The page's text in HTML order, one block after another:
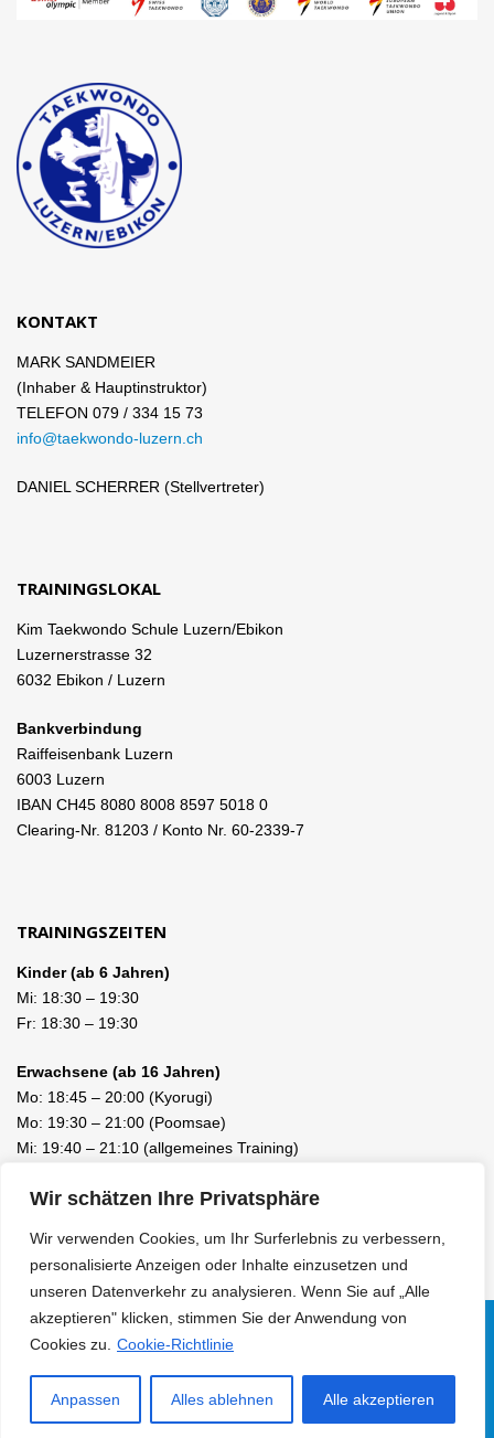
Wir schätzen Ihre Privatsphäre
Wir verwenden Cookies, um Ihr Surferlebnis zu verbessern,
personalisierte Anzeigen oder Inhalte einzusetzen und
unseren Datenverkehr zu analysieren. Wenn Sie auf „Alle
akzeptieren" klicken, stimmen Sie der Anwendung von
Cookies zu.
Cookie-Richtlinie
Anpassen Alles ablehnen Alle akzeptieren
KONTAKT
MARK SANDMEIER
(Inhaber & Hauptinstruktor)
TELEFON 079 / 334 15 73
info@taekwondo-luzern.ch
DANIEL SCHERRER (Stellvertreter)
TRAININGSLOKAL
Kim Taekwondo Schule Luzern/Ebikon
Luzernerstrasse 32
6032 Ebikon / Luzern
Bankverbindung
Raiffeisenbank Luzern
6003 Luzern
IBAN CH45 8080 8008 8597 5018 0
Clearing-Nr. 81203 / Konto Nr. 60-2339-7
TRAININGSZEITEN
Kinder (ab 6 Jahren)
Mi: 18:30 – 19:30
Fr: 18:30 – 19:30
Erwachsene (ab 16 Jahren)
Mo: 18:45 – 20:00 (Kyorugi)
Mo: 19:30 – 21:00 (Poomsae)
Mi: 19:40 – 21:10 (allgemeines Training)
Facebook
LinkedIn
Instagram
© 2010 - 2026 KIM TAEKWONDO SCHULE LUZERN / EBIKON /
KAMPFSPORT |Datenschutzerklärung| Haftungsausschluss